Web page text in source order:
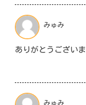
みゅみ
ありがとうございま
みゅみ